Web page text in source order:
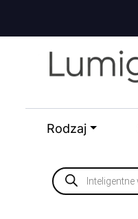
Przejdź
nawigacji
Przejdź
treści
Rodzaj
Wyszukiwarka
produktów